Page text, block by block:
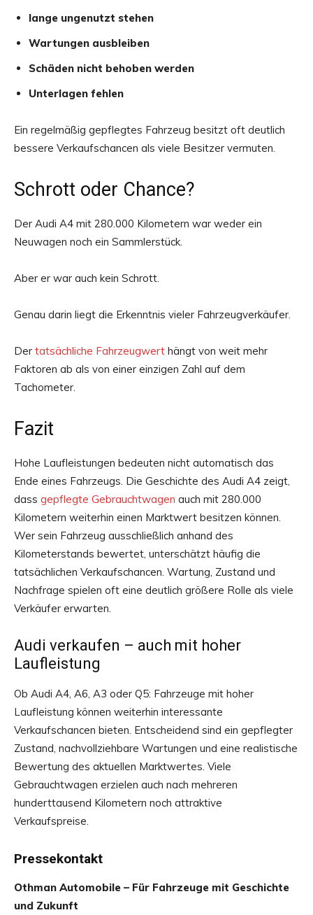
lange ungenutzt stehen
Wartungen ausbleiben
Schäden nicht behoben werden
Unterlagen fehlen
Ein regelmäßig gepflegtes Fahrzeug besitzt oft deutlich
bessere Verkaufschancen als viele Besitzer vermuten.
Schrott oder Chance?
Der Audi A4 mit 280.000 Kilometern war weder ein
Neuwagen noch ein Sammlerstück.
Aber er war auch kein Schrott.
Genau darin liegt die Erkenntnis vieler Fahrzeugverkäufer.
Der tatsächliche Fahrzeugwert hängt von weit mehr
Faktoren ab als von einer einzigen Zahl auf dem
Tachometer.
Fazit
Hohe Laufleistungen bedeuten nicht automatisch das
Ende eines Fahrzeugs. Die Geschichte des Audi A4 zeigt,
dass gepflegte Gebrauchtwagen auch mit 280.000
Kilometern weiterhin einen Marktwert besitzen können.
Wer sein Fahrzeug ausschließlich anhand des
Kilometerstands bewertet, unterschätzt häufig die
tatsächlichen Verkaufschancen. Wartung, Zustand und
Nachfrage spielen oft eine deutlich größere Rolle als viele
Verkäufer erwarten.
Audi verkaufen – auch mit hoher
Laufleistung
Ob Audi A4, A6, A3 oder Q5: Fahrzeuge mit hoher
Laufleistung können weiterhin interessante
Verkaufschancen bieten. Entscheidend sind ein gepflegter
Zustand, nachvollziehbare Wartungen und eine realistische
Bewertung des aktuellen Marktwertes. Viele
Gebrauchtwagen erzielen auch nach mehreren
hunderttausend Kilometern noch attraktive
Verkaufspreise.
Pressekontakt
Othman Automobile – Für Fahrzeuge mit Geschichte
und Zukunft